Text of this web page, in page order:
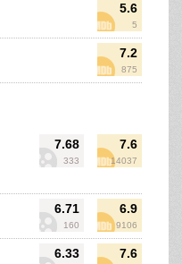
5.6
5
7.2
875
7.68
333
7.6
14037
6.71
160
6.9
9106
6.33 7.6